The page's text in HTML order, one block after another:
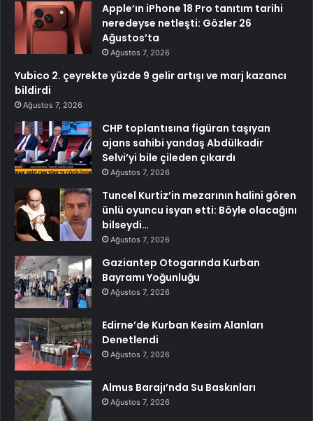
Apple’ın iPhone 18 Pro tanıtım tarihi
neredeyse netleşti: Gözler 26
Ağustos’ta
Ağustos 7, 2026
Yubico 2. çeyrekte yüzde 9 gelir artışı ve marj kazancı
bildirdi
Ağustos 7, 2026
CHP toplantısına figüran taşıyan
ajans sahibi yandaş Abdülkadir
Selvi’yi bile çileden çıkardı
Ağustos 7, 2026
Tuncel Kurtiz’in mezarının halini gören
ünlü oyuncu isyan etti: Böyle olacağını
bilseydi…
Ağustos 7, 2026
Gaziantep Otogarında Kurban
Bayramı Yoğunluğu
Ağustos 7, 2026
Edirne’de Kurban Kesim Alanları
Denetlendi
Ağustos 7, 2026
Almus Barajı’nda Su Baskınları
Ağustos 7, 2026